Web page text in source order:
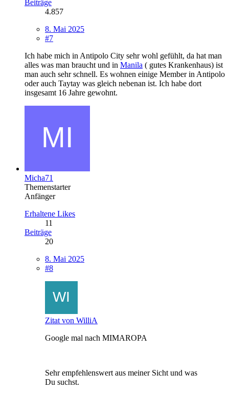
Beiträge
4.857
8. Mai 2025
#7
Ich habe mich in Antipolo City sehr wohl gefühlt, da hat man
alles was man braucht und in Manila ( gutes Krankenhaus) ist
man auch sehr schnell. Es wohnen einige Member in Antipolo
oder auch Taytay was gleich nebenan ist. Ich habe dort
insgesamt 16 Jahre gewohnt.
Micha71
Themenstarter
Anfänger
Erhaltene Likes
11
Beiträge
20
8. Mai 2025
#8
Zitat von WilliA
Google mal nach MIMAROPA
Sehr empfehlenswert aus meiner Sicht und was
Du suchst.